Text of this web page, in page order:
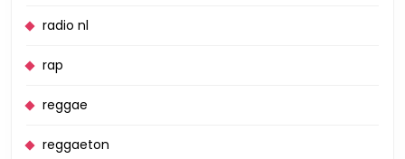
radio nl
rap
reggae
reggaeton